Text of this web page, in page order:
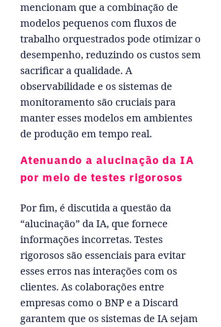
mencionam que a combinação de
modelos pequenos com fluxos de
trabalho orquestrados pode otimizar o
desempenho, reduzindo os custos sem
sacrificar a qualidade. A
observabilidade e os sistemas de
monitoramento são cruciais para
manter esses modelos em ambientes
de produção em tempo real.
Atenuando a alucinação da IA
por meio de testes rigorosos
Por fim, é discutida a questão da
“alucinação” da IA, que fornece
informações incorretas. Testes
rigorosos são essenciais para evitar
esses erros nas interações com os
clientes. As colaborações entre
empresas como o BNP e a Discard
garantem que os sistemas de IA sejam